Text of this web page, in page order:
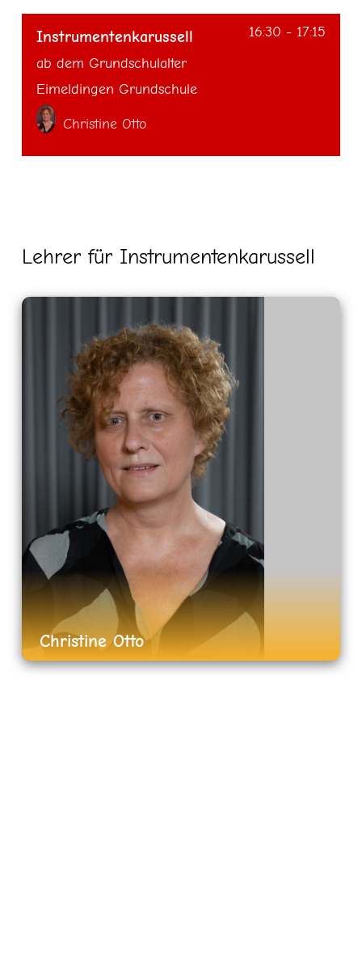
16:30 - 17:15
Instrumentenkarussell
ab dem Grundschulalter
Eimeldingen Grundschule
Christine Otto
Lehrer für Instrumentenkarussell
Christine Otto